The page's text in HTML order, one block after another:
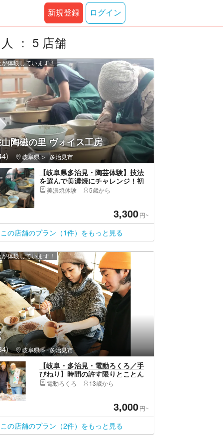
新規登録 ログイン
： 5 店舗
陶磁の里 ヴォイス工房
岐阜県 多治見市
体験しています！
【岐阜県多治見・陶芸体験】技法
を選んで美濃焼にチャレンジ！初
心者向け体験プラン
美濃焼体験 5歳から
3,300円~
この店舗のプラン（1件）をもっと見る
岐阜県 多治見市
体験しています！
【岐阜・多治見・電動ろくろ／手
びねり】時間の許す限りとことん
制作！オリジナル作品が作れる感
電動ろくろ 13歳から
3,000円~
この店舗のプラン（2件）をもっと見る